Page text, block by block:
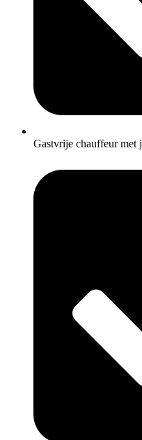
Gastvrije chauffeur met